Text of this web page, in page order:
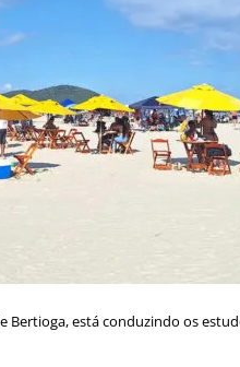
está conduzindo os